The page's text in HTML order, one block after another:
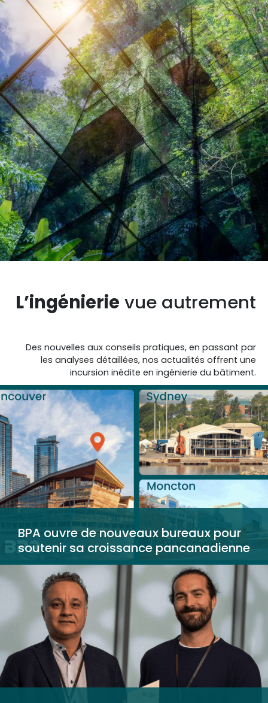
L’ingénierie vue autrement
Des nouvelles aux conseils pratiques, en passant par
les analyses détaillées, nos actualités offrent une
incursion inédite en ingénierie du bâtiment.
BPA ouvre de nouveaux bureaux pour
soutenir sa croissance pancanadienne